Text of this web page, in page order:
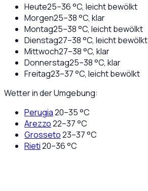
Heute25–36°C, leicht bewölkt
Morgen25–38°C, klar
Montag25–38°C, leicht bewölkt
Dienstag27–38°C, leicht bewölkt
Mittwoch27–38°C, klar
Donnerstag25–38°C, klar
Freitag23–37°C, leicht bewölkt
Wetter in der Umgebung:
Perugia20–35°C
Arezzo22–37°C
Grosseto23–37°C
Rieti20–36°C